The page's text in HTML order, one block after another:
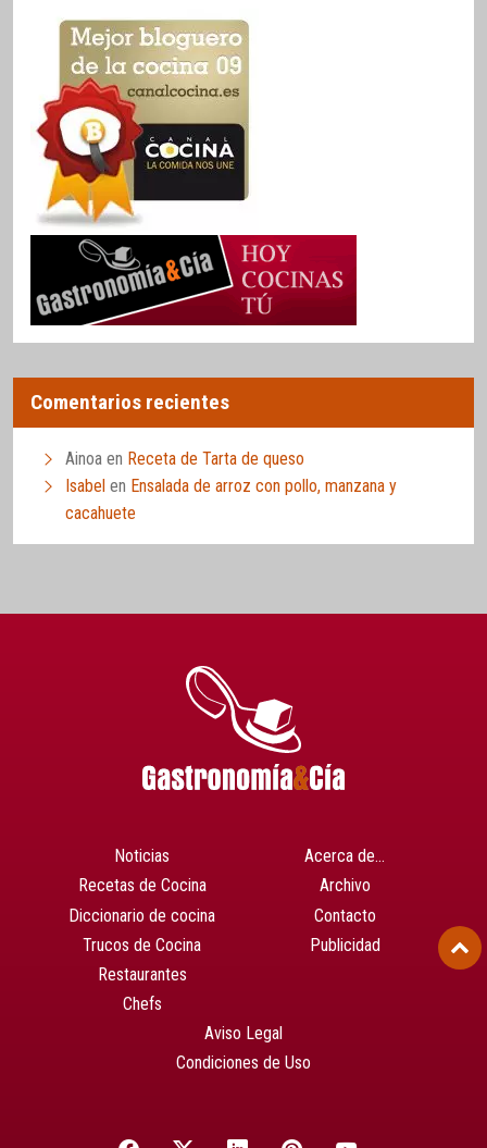
Comentarios recientes
Ainoa en Receta de Tarta de queso
Isabel en Ensalada de arroz con pollo, manzana y
cacahuete
Noticias
Recetas de Cocina
Diccionario de cocina
Trucos de Cocina
Restaurantes
Chefs
Acerca de…
Archivo
Contacto
Publicidad
Aviso Legal
Condiciones de Uso